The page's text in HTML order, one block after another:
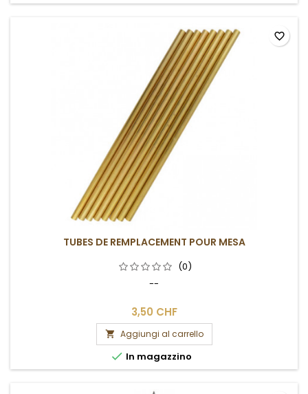
TUBES DE REMPLACEMENT POUR MESA
(0)
--
3,50 CHF
 Aggiungi al carrello
 In magazzino
favorite_border